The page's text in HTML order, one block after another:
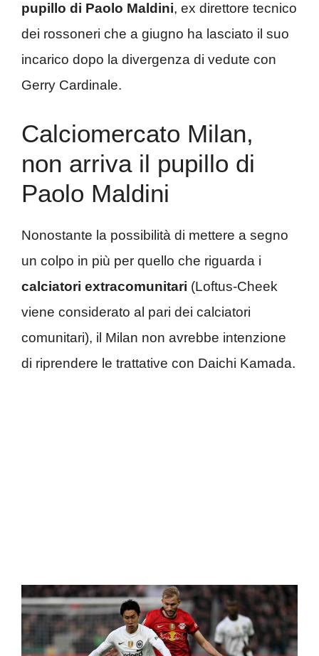
pupillo di Paolo Maldini, ex direttore tecnico
dei rossoneri che a giugno ha lasciato il suo
incarico dopo la divergenza di vedute con
Gerry Cardinale.
Calciomercato Milan,
non arriva il pupillo di
Paolo Maldini
Nonostante la possibilità di mettere a segno
un colpo in più per quello che riguarda i
calciatori extracomunitari (Loftus-Cheek
viene considerato al pari dei calciatori
comunitari), il Milan non avrebbe intenzione
di riprendere le trattative con Daichi Kamada.